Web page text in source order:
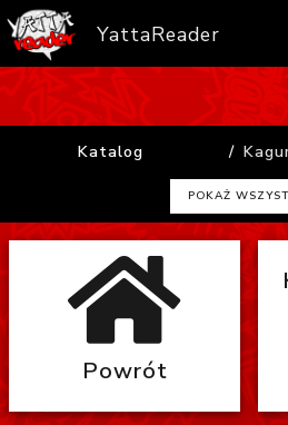
YattaReader
Pobierz
Mangi
Zaloguj się
Katalog
POKAŻ
Powrót